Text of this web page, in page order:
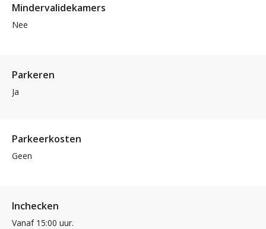
Mindervalidekamers
Nee
Parkeren
Ja
Parkeerkosten
Geen
Inchecken
Vanaf 15:00 uur.